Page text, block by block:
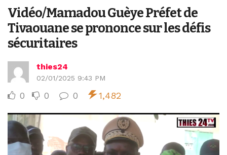
Vidéo/Mamadou Guèye Préfet de
Tivaouane se prononce sur les défis
sécuritaires
thies24
02/01/2025 9:43 PM
0 0 0 1,482